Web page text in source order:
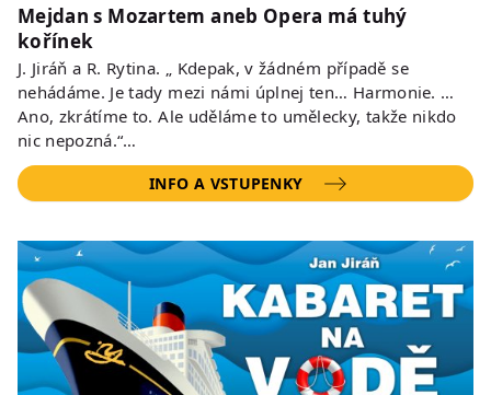
Mejdan s Mozartem aneb Opera má tuhý
kořínek
J. Jiráň a R. Rytina. „ Kdepak, v žádném případě se
nehádáme. Je tady mezi námi úplnej ten… Harmonie. …
Ano, zkrátíme to. Ale uděláme to umělecky, takže nikdo
nic nepozná.“…
INFO A VSTUPENKY